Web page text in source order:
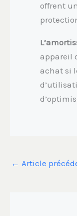
offrent
appareil
achat si
← Article